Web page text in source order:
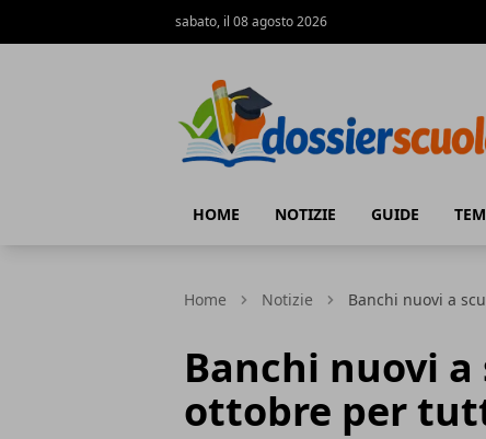
sabato, il 08 agosto 2026
HOME NOTIZIE GUIDE
Home Notizie Banchi nuovi a
Banchi nuovi
ottobre per